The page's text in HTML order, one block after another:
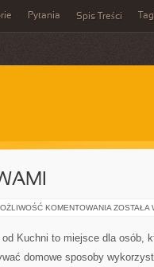
Pytania Spis Treści
KOMENTOWANIA PRZEPISY
ZOSTAŁA
od Kuchni to miejsce dla osób,
domowe sposoby